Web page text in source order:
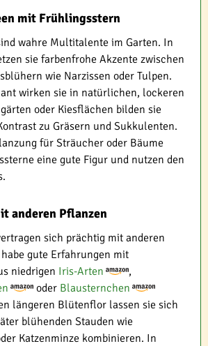
mit Frühlingsstern
wahre Multitalente im Garten. In
sie farbenfrohe Akzente zwischen
wie Narzissen oder Tulpen.
wirken sie in natürlichen, lockeren
oder Kiesflächen bilden sie
zu Gräsern und Sukkulenten.
für Sträucher oder Bäume
eine gute Figur und nutzen den
anderen Pflanzen
sich prächtig mit anderen
gute Erfahrungen mit
niedrigen Iris-Arten
,
oder Blausternchen
längeren Blütenflor lassen sie sich
blühenden Stauden wie
Katzenminze kombinieren. In